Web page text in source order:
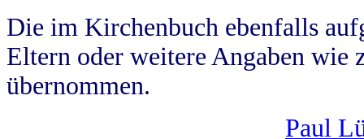
Die im Kirchenbuch ebenfalls
Eltern oder weitere Angaben wie
übernommen.
Paul